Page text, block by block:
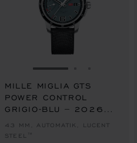
ZUR FOLIE GEHEN 1
ZUR FOLIE
ZUR
MILLE MIGLIA GTS
POWER CONTROL
GRIGIO-BLU – 2026
43 MM, AUTOMATIK, LUCENT
STEEL™